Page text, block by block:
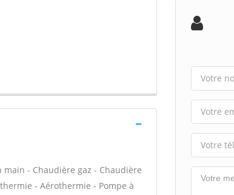
- Chaudière gaz - Chaudière
- Aérothermie - Pompe à